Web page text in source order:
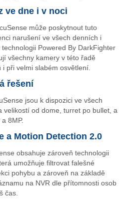
ve dne i v noci
může poskytnout tuto
narušení ve všech denních i
Powered By DarkFighter
všechny kamery v této řadě
při velmi slabém osvětlení.
řešení
jsou k dispozici ve všech
velikostí od dome, turret po bullet, a
8MP.
a Motion Detection 2.0
obsahuje zároveň technologii
umožňuje filtrovat falešné
pohybu a zároveň na základě
na NVR dle přítomnosti osob
čas.